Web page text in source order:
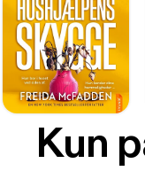
Kun